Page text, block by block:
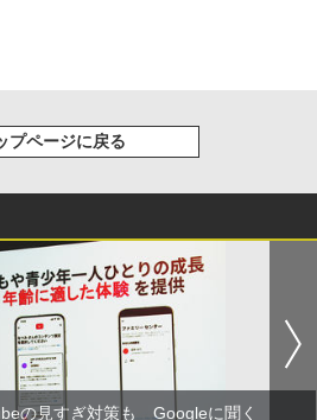
リーを備えたインタラクティブサイ
スツール
実験用キャビネット
4,722
プページに戻る
の見すぎ対策も Googleに聞く